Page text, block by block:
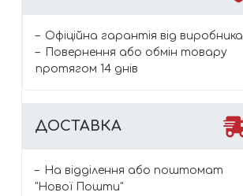
Офіційна гарантія від виробника
Повернення або обмін товару
протягом 14 днів
ДОСТАВКА
На відділення або поштомат
"Нової Пошти"